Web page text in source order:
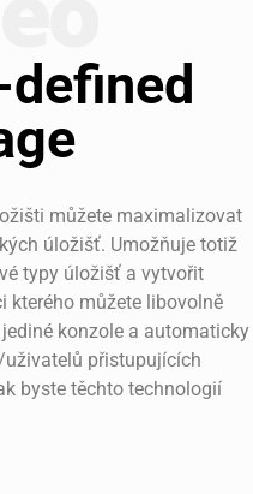
můžete maximalizovat
úložišť. Umožňuje totiž
typy úložišť a vytvořit
kterého můžete libovolně
konzole a automaticky
přistupujících
byste těchto technologií